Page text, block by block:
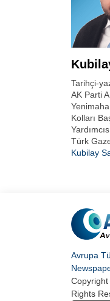
Tarihçi-
AK Parti
Kolları
Türk
Kubilay
Avrupa
Copyright
Rights